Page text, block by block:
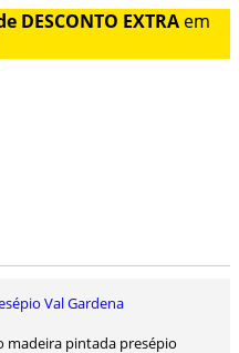
DESCONTO EXTRA em
Val Gardena